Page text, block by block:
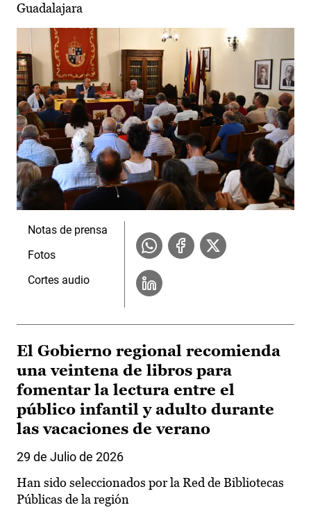
Guadalajara
Notas de prensa
Fotos
Cortes audio
El Gobierno regional recomienda
una veintena de libros para
fomentar la lectura entre el
público infantil y adulto durante
las vacaciones de verano
29 de Julio de 2026
Han sido seleccionados por la Red de Bibliotecas
Públicas de la región